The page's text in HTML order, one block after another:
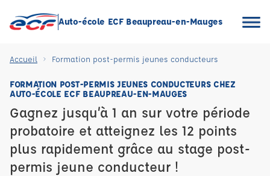
Auto-école ECF Beaupreau-en-Mauges
Accueil Formation post-permis jeunes conducteurs
FORMATION POST-PERMIS JEUNES CONDUCTEURS CHEZ
AUTO-ÉCOLE ECF BEAUPREAU-EN-MAUGES
Gagnez jusqu’à 1 an sur votre période
probatoire et atteignez les 12 points
plus rapidement grâce au stage post-
permis jeune conducteur !